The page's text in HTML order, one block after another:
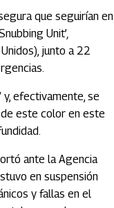
que seguirían en
Unit’
junto a 22
y, efectivamente, se
este color en este
ante la Agencia
en suspensión
y fallas en el